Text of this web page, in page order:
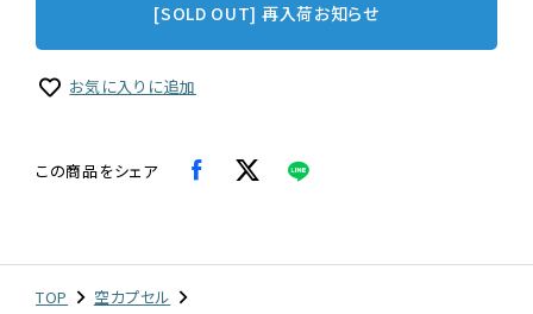
[SOLD OUT] 再入荷お知らせ
お気に入りに追加
この商品をシェア
TOP
空カプセル